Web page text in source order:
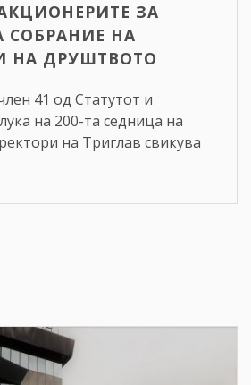
ЗА
СОБРАНИЕ НА
НА ДРУШТВОТО
41 од Статутот и
на 200-та седница на
на Триглав свикува